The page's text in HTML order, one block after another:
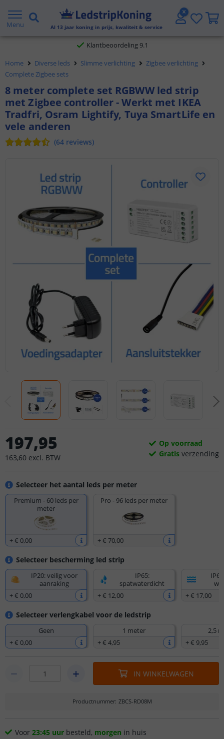
Menu Al 13 jaar koning in prijs, kwaliteit & service
Gratis verzending vanaf € 20,- NL en BE
Klantbeoordeling 9.1
Voor 23:45 uur besteld,morgen in huis
Home Diverse leds Slimme verlichting
Zigbee verlichting
Complete Zigbee sets
8 meter complete set RGBWW led strip
met Zigbee controller - Werkt met IKEA
Tradfri, Osram Lightify, Tuya SmartLife en
vele anderen
(64 reviews)
Selecteer het aantal leds per meter
Premium - 60 leds per
meter
+€ 0,00
Pro - 96 leds per meter
+€ 70,00
Selecteer bescherming led strip
IP20: veilig voor
aanraking
+€ 0,00
IP65:
spatwaterdicht
+€ 12,00
+€ 17,00
Selecteer verlengkabel voor de ledstrip
Geen
+€ 0,00
1 meter
+€ 4,95
2,5
+€ 9,95
197,95
163,60 excl. BTW
Op voorraad
Gratis verzending
IN WINKELWAGEN
Productnummer: ZBCS-RD08M
Voor 23:45 uur besteld, morgen in huis